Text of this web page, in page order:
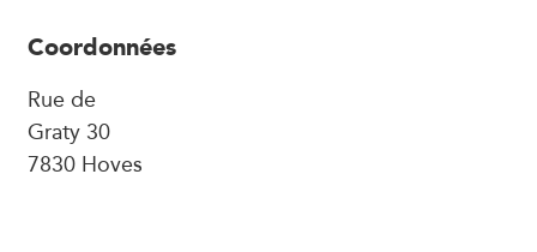
Coordonnées
Rue de
Graty 30
7830 Hoves